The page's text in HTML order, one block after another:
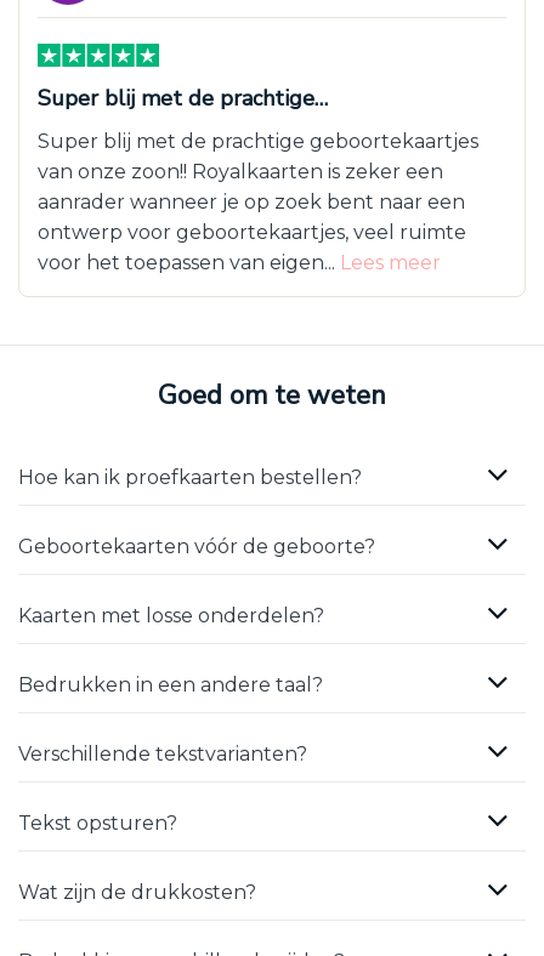
Super blij met de prachtige…
Super blij met de prachtige geboortekaartjes
van onze zoon!! Royalkaarten is zeker een
aanrader wanneer je op zoek bent naar een
ontwerp voor geboortekaartjes, veel ruimte
voor het toepassen van eigen... Lees meer
Goed om te weten
Hoe kan ik proefkaarten bestellen?
Geboortekaarten vóór de geboorte?
Kaarten met losse onderdelen?
Bedrukken in een andere taal?
Verschillende tekstvarianten?
Tekst opsturen?
Wat zijn de drukkosten?